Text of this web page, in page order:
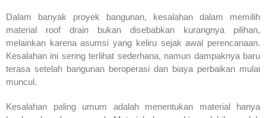
Dalam banyak proyek bangunan, kesalahan dalam memilih
material roof drain bukan disebabkan kurangnya pilihan,
melainkan karena asumsi yang keliru sejak awal perencanaan.
Kesalahan ini sering terlihat sederhana, namun dampaknya baru
terasa setelah bangunan beroperasi dan biaya perbaikan mulai
muncul.
Kesalahan paling umum adalah menentukan material hanya